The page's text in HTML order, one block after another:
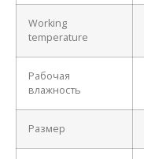
Working
temperature
Рабочая
влажность
Размер